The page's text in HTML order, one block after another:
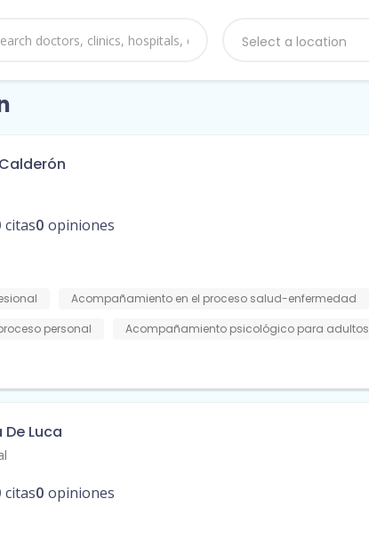
Select a location
citas0 opiniones
Acompañamiento en el proceso salud-enfermedad
personal
Acompañamiento psicológico para adultos
De Luca
citas0 opiniones